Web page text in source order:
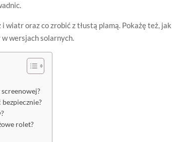
wiatr oraz co zrobić z tłustą plamą. Pokażę też, jak
wersjach solarnych.
rolet?